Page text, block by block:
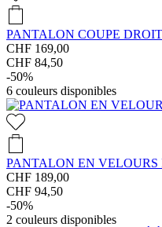
PANTALON COUPE
CHF 169,00
CHF 84,50
-50%
6 couleurs disponibles
PANTALON EN
CHF 189,00
CHF 94,50
-50%
2 couleurs disponibles